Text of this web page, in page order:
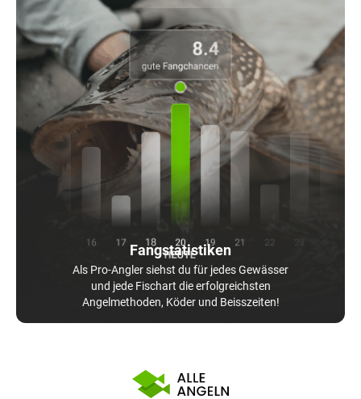
Fangstatistiken
Als Pro-Angler siehst du für jedes Gewässer
und jede Fischart die erfolgreichsten
Angelmethoden, Köder und Beisszeiten!